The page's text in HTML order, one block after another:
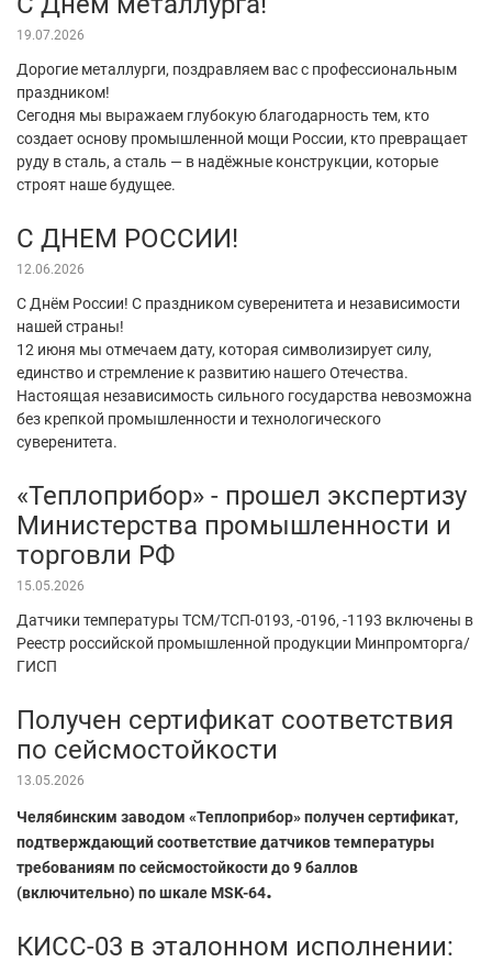
19.07.2026
Дорогие металлурги, поздравляем вас с профессиональным
праздником!
Сегодня мы выражаем глубокую благодарность тем, кто
создает основу промышленной мощи России, кто превращает
руду в сталь, а сталь — в надёжные конструкции, которые
строят наше будущее.
С ДНЕМ РОССИИ!
12.06.2026
С Днём России! С праздником суверенитета и независимости
нашей страны!
12 июня мы отмечаем дату, которая символизирует силу,
единство и стремление к развитию нашего Отечества.
Настоящая независимость сильного государства невозможна
без крепкой промышленности и технологического
суверенитета.
«Теплоприбор» - прошел экспертизу
Министерства промышленности и
торговли РФ
15.05.2026
Датчики температуры ТСМ/ТСП-0193, -0196, -1193 включены в
Реестр российской промышленной продукции Минпромторга/
ГИСП
Получен сертификат соответствия
по сейсмостойкости
13.05.2026
Челябинским заводом «Теплоприбор» получен сертификат,
подтверждающий соответствие датчиков температуры
требованиям по сейсмостойкости до 9 баллов
(включительно) по шкале MSK-64.
КИСС-03 в эталонном исполнении: